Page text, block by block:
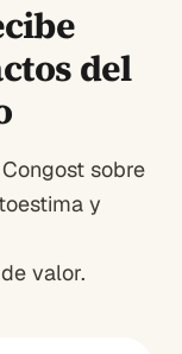
del
sobre
y
valor.